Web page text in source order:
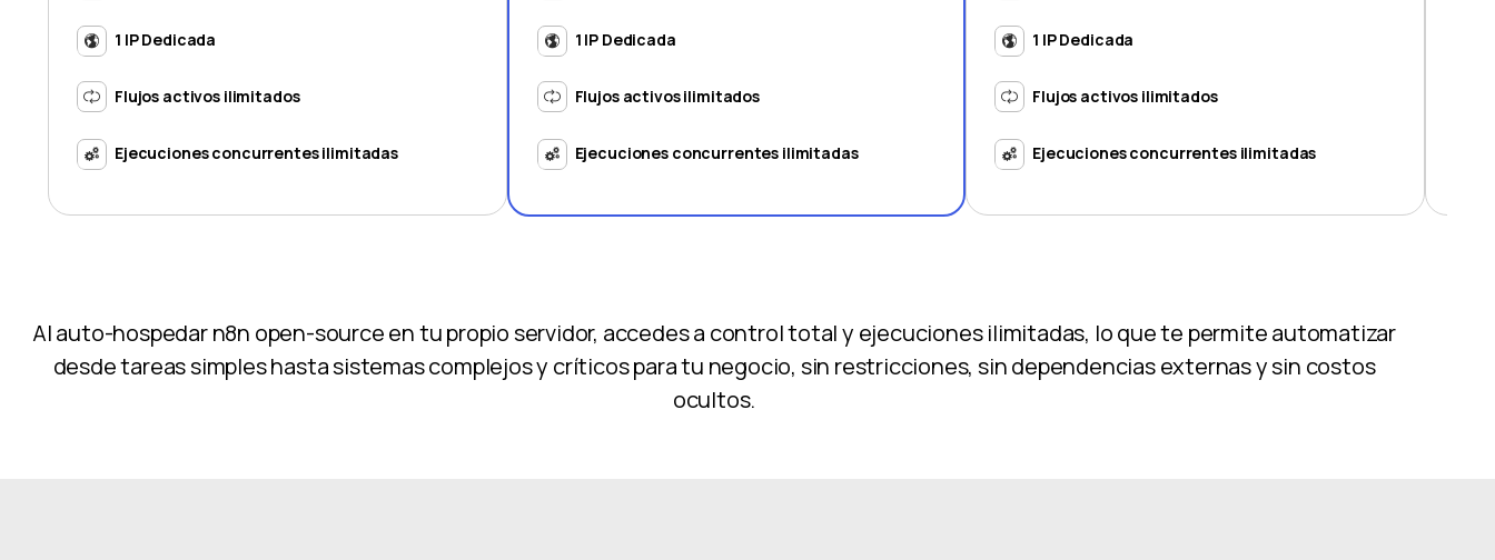
1 IP Dedicada
Flujos activos ilimitados
Ejecuciones concurrentes ilimitadas
1 IP Dedicada
Flujos activos ilimitados
Ejecuciones concurrentes ilimitadas
1 IP Dedicada
Flujos activos ilimitados
Ejecuciones concurrentes ilimitadas
Al auto-hospedar n8n open-source en tu propio servidor, accedes a control total y ejecuciones ilimitadas, lo que te permite automatizar
desde tareas simples hasta sistemas complejos y críticos para tu negocio, sin restricciones, sin dependencias externas y sin costos
ocultos.